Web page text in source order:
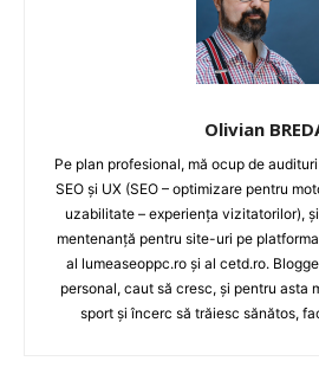
Olivian
Pe plan profesional, mă ocup de
SEO și UX (SEO – optimizare pentru
uzabilitate – experiența vizitatorilor),
mentenanță pentru site-uri pe
al lumeaseoppc.ro și al cetd.ro.
personal, caut să cresc, și pentru asta
sport și încerc să trăiesc sănătos,